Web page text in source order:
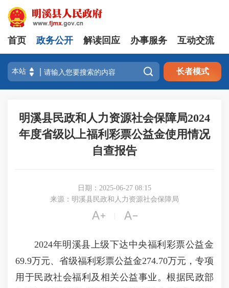
首页 政务公开 解读回应 办事服务 互动交流
 长者模式
明溪县民政和人力资源社会保障局2024
年度省级以上福利彩票公益金使用情况
自查报告
日期：2025-06-27 08:15
来源：明溪县民政和人力资源社会保障局
 
2024年明溪县上级下达中央福利彩票公益金
69.9万元、省级福利彩票公益金274.70万元，专项
用于民政社会福利及相关公益事业。根据民政部